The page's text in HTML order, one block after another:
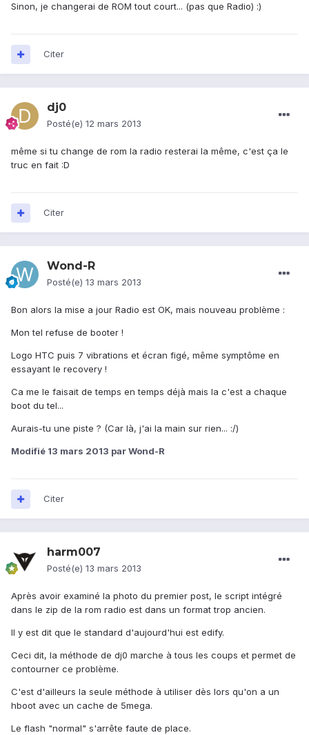
Sinon, je changerai de ROM tout court... (pas que Radio) :)
Citer
dj0
Posté(e) 12 mars 2013
même si tu change de rom la radio resterai la même, c'est ça le
truc en fait :D
Citer
Wond-R
Posté(e) 13 mars 2013
Bon alors la mise a jour Radio est OK, mais nouveau problème :
Mon tel refuse de booter !
Logo HTC puis 7 vibrations et écran figé, même symptôme en
essayant le recovery !
Ca me le faisait de temps en temps déjà mais la c'est a chaque
boot du tel...
Aurais-tu une piste ? (Car là, j'ai la main sur rien... :/)
Modifié 13 mars 2013 par Wond-R
Citer
harm007
Posté(e) 13 mars 2013
Après avoir examiné la photo du premier post, le script intégré
dans le zip de la rom radio est dans un format trop ancien.
Il y est dit que le standard d'aujourd'hui est edify.
Ceci dit, la méthode de dj0 marche à tous les coups et permet de
contourner ce problème.
C'est d'ailleurs la seule méthode à utiliser dès lors qu'on a un
hboot avec un cache de 5mega.
Le flash "normal" s'arrête faute de place.